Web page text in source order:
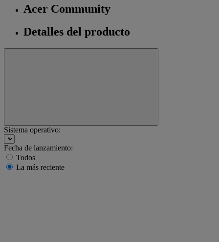
Acer Community
Detalles del producto
Sistema operativo:
Fecha de lanzamiento:
Todos
La más reciente